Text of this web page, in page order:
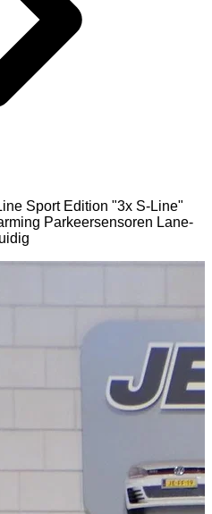
Sport Edition "3x S-Line"
Parkeersensoren Lane-